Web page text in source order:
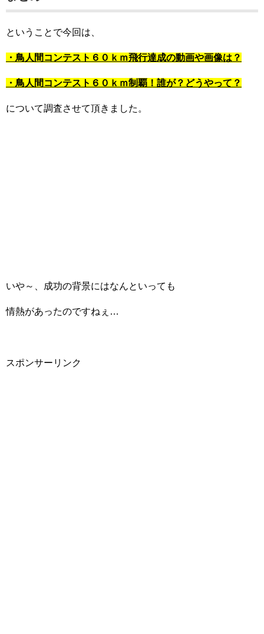
ということで今回は、
・鳥人間コンテスト６０ｋｍ飛行達成の動画や画像は？
・鳥人間コンテスト６０ｋｍ制覇！誰が？どうやって？
について調査させて頂きました。
いや～、成功の背景にはなんといっても
情熱があったのですねぇ…
スポンサーリンク